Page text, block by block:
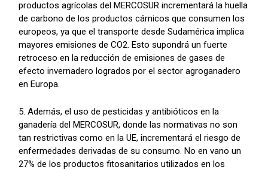
productos agrícolas del MERCOSUR incrementará la huella
de carbono de los productos cárnicos que consumen los
europeos, ya que el transporte desde Sudamérica implica
mayores emisiones de CO2. Esto supondrá un fuerte
retroceso en la reducción de emisiones de gases de
efecto invernadero logrados por el sector agroganadero
en Europa.
5. Además, el uso de pesticidas y antibióticos en la
ganadería del MERCOSUR, donde las normativas no son
tan restrictivas como en la UE, incrementará el riesgo de
enfermedades derivadas de su consumo. No en vano un
27% de los productos fitosanitarios utilizados en los